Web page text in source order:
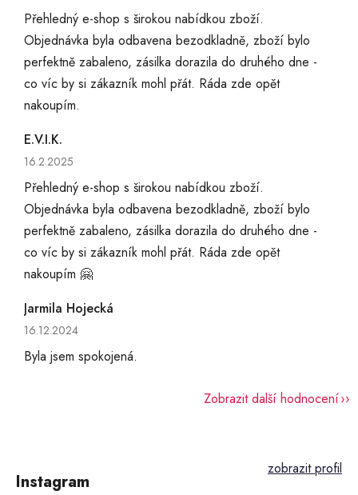
Přehledný e-shop s širokou nabídkou zboží.
Objednávka byla odbavena bezodkladně, zboží bylo
perfektně zabaleno, zásilka dorazila do druhého dne -
co víc by si zákazník mohl přát. Ráda zde opět
nakoupím.
E.V.I.K.
Hodnocení obchodu je 5 z 5 hvězdiček.
16.2.2025
Přehledný e-shop s širokou nabídkou zboží.
Objednávka byla odbavena bezodkladně, zboží bylo
perfektně zabaleno, zásilka dorazila do druhého dne -
co víc by si zákazník mohl přát. Ráda zde opět
nakoupím 🤗
Jarmila Hojecká
Hodnocení obchodu je 5 z 5 hvězdiček.
16.12.2024
Byla jsem spokojená.
Zobrazit další hodnocení
Instagram